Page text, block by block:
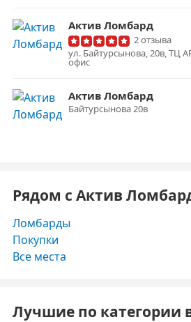
Актив Ломбард
2 отзыва
ул. Байтурсынова, 20в, ТЦ
офис
Актив Ломбард
Байтурсынова 20в
Рядом с Актив
Ломбарды
Покупки
Все места
Лучшие по